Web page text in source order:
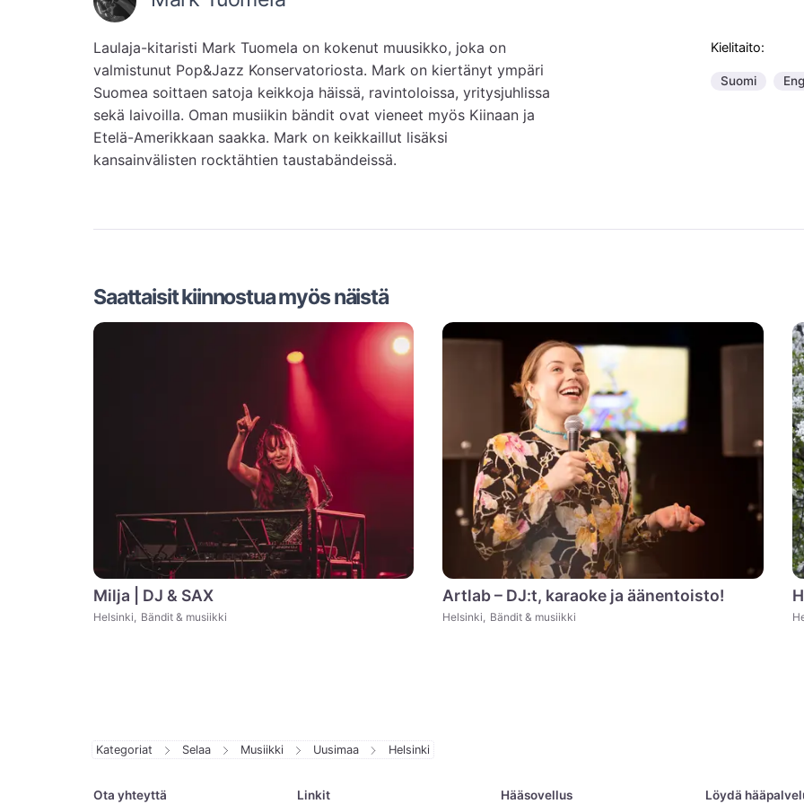
Laulaja-kitaristi Mark Tuomela on kokenut muusikko, joka on
valmistunut Pop&Jazz Konservatoriosta. Mark on kiertänyt ympäri
Suomea soittaen satoja keikkoja häissä, ravintoloissa, yritysjuhlissa
sekä laivoilla. Oman musiikin bändit ovat vieneet myös Kiinaan ja
Etelä-Amerikkaan saakka. Mark on keikkaillut lisäksi
kansainvälisten rocktähtien taustabändeissä.
Kielitaito:
Suomi
Saattaisit kiinnostua myös näistä
Milja | DJ & SAX
Helsinki Bändit & musiikki
Artlab – DJ:t, karaoke ja äänentoisto!
Helsinki Bändit & musiikki
Kategoriat Selaa Musiikki Uusimaa Helsinki
Ota yhteyttä Linkit Hääsovellus Löydä